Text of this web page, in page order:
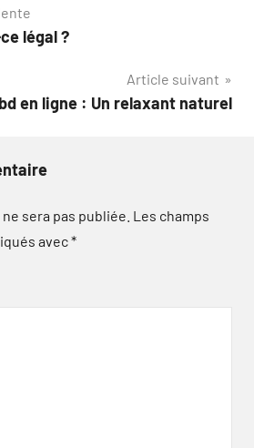
légal ?
Article suivant
en ligne : Un relaxant naturel
sera pas publiée. Les champs
avec*